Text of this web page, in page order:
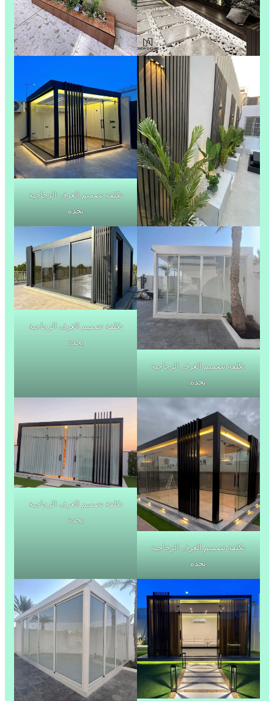
تكلفة تصميم الغرف الزجاجية
بجدة
تكلفة تصميم الغرف الزجاجية
بجدة
تكلفة تصميم الغرف الزجاجية
بجدة
تكلفة تصميم الغرف الزجاجية
بجدة
تكلفة تصميم الغرف الزجاجية
بجدة